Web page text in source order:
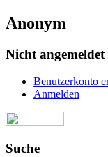
Anonym
Nicht angemeldet
Benutzerkonto
Anmelden
Suche